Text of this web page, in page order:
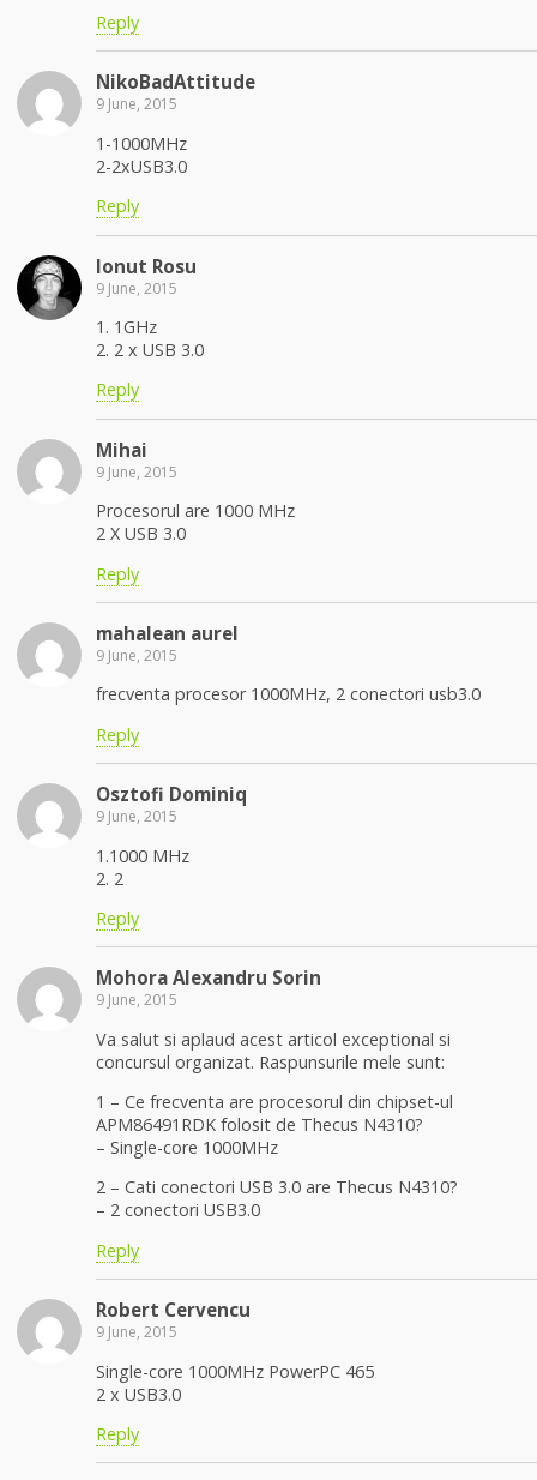
Reply
NikoBadAttitude
9 June, 2015
1-1000MHz
2-2xUSB3.0
Reply
Ionut Rosu
9 June, 2015
1. 1GHz
2. 2 x USB 3.0
Reply
Mihai
9 June, 2015
Procesorul are 1000 MHz
2 X USB 3.0
Reply
mahalean aurel
9 June, 2015
frecventa procesor 1000MHz, 2 conectori usb3.0
Reply
Osztofi Dominiq
9 June, 2015
1.1000 MHz
2. 2
Reply
Mohora Alexandru Sorin
9 June, 2015
Va salut si aplaud acest articol exceptional si
concursul organizat. Raspunsurile mele sunt:
1 – Ce frecventa are procesorul din chipset-ul
APM86491RDK folosit de Thecus N4310?
– Single-core 1000MHz
2 – Cati conectori USB 3.0 are Thecus N4310?
– 2 conectori USB3.0
Reply
Robert Cervencu
9 June, 2015
Single-core 1000MHz PowerPC 465
2 x USB3.0
Reply